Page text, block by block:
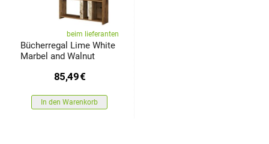
beim lieferanten
Bücherregal Lime White
Marbel and Walnut
85,49€
In den Warenkorb